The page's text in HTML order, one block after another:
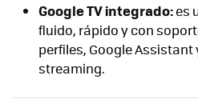
Google TV integrado:es
fluido, rápido y con
perfiles, Google
streaming.